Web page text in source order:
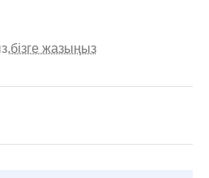
бізге жазыңыз